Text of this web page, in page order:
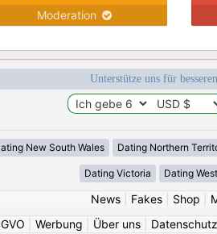
Moderation
Unterstütze uns für
New South Wales Dating Northern
Dating Victoria Dating
News| Fakes| Shop
Werbung Über uns Datenschutz